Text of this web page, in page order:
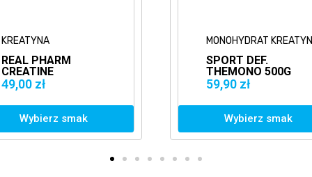
MONOHYDRAT KREATYNY